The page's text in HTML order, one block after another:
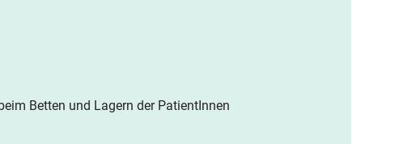
Betten und Lagern der PatientInnen